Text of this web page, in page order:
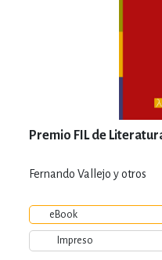
Premio FIL de
Fernando Vallejo y otros
eBook
Impreso